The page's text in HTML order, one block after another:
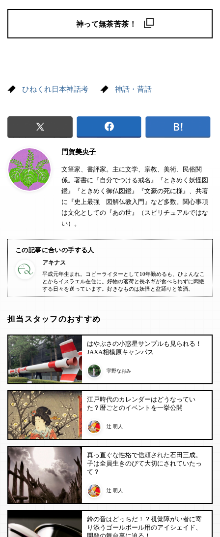
神って無茶苦茶！
ひねくれ日本神話考 神話・昔話
門賀美央子
文筆家、書評家。主に文学、宗教、美術、民俗関
係。著書に『自分でつける戒名』『ときめく妖怪図
鑑』『ときめく御仏図鑑』『文豪の死に様』、共著
に『史上最強 図解仏教入門』など多数。関心事項
は文化としての『あの世』（スピリチュアルではな
い）。
この記事に合いの手する人
アキナス
平成元年生まれ。コピーライターとして10年勤めるも、ひょんなこ
とからイスラエル在住に。好物の茗荷と長ネギが食べられずに悶絶
する日々を送っています。好きなものは妖怪と盆踊りと飲酒。
担当スタッフのおすすめ
はやぶさの小惑星サンプルも見られる！
JAXA相模原キャンパス
宇野なおみ
江戸時代のカレンダーはどうなってい
た？暦ごとのイベントを一挙公開
辻 明人
真っ直ぐな性格で信頼された石田三成。
子は全員生きのびて大切にされていたっ
て？
辻 明人
鈴の音はどっちだ！？視覚障がい者に寄
り添うゴールボール用のアイシェイド、